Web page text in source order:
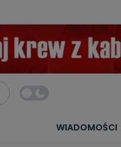
WIADOMOŚCI